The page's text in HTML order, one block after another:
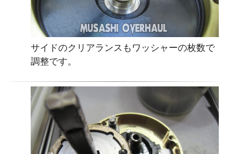
サイドのクリアランスもワッシャーの枚数で
調整です。